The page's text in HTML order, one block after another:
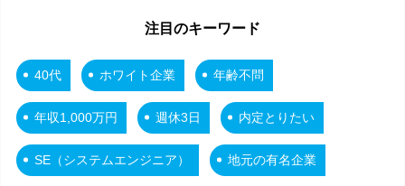
注目のキーワード
40代 ホワイト企業 年齢不問
年収1,000万円 週休3日 内定とりたい
SE（システムエンジニア） 地元の有名企業